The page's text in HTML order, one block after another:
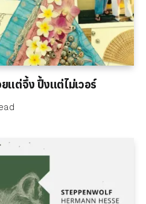
แต่จึ้ง ปึ้งแต่ไม่เวอร์